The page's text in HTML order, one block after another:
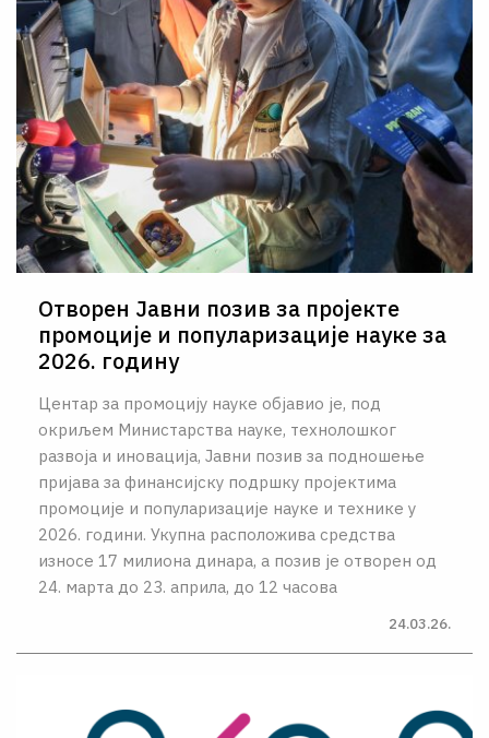
Отворен Јавни позив за пројекте
промоције и популаризације науке за
2026. годину
Центар за промоцију науке објавио је, под
окриљем Министарства науке, технолошког
развоја и иновација, Јавни позив за подношење
пријава за финансијску подршку пројектима
промоције и популаризације науке и технике у
2026. години. Укупна расположива средства
износе 17 милиона динара, а позив је отворен од
24. марта до 23. априла, до 12 часова
24.03.26.